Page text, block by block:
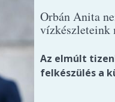
Orbán Anita
vízkészleteink
Az elmúlt
felkészülés a